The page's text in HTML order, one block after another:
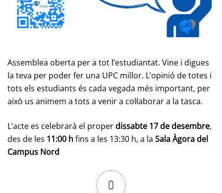
Assemblea oberta per a tot l’estudiantat. Vine i digues
la teva per poder fer una UPC millor. L’opinió de totes i
tots els estudiants és cada vegada més important, per
això us animem a tots a venir a col·laborar a la tasca.
L’acte es celebrarà el proper dissabte 17 de desembre,
des de les 11:00 hfins a les 13:30 h, a la Sala Àgora del
Campus Nord
0